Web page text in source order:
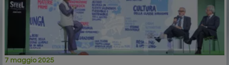
7 maggio 2025